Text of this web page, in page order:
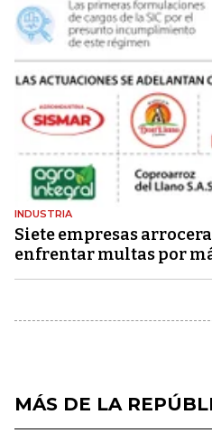
INDUSTRIA
Siete empresas
enfrentar multas por
MÁS DE LA